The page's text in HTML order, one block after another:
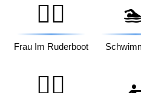
🚣‍♀️
Frau Im Ruderboot
🏊‍♀️